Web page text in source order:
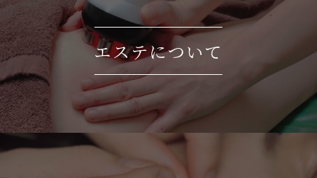
エステについて